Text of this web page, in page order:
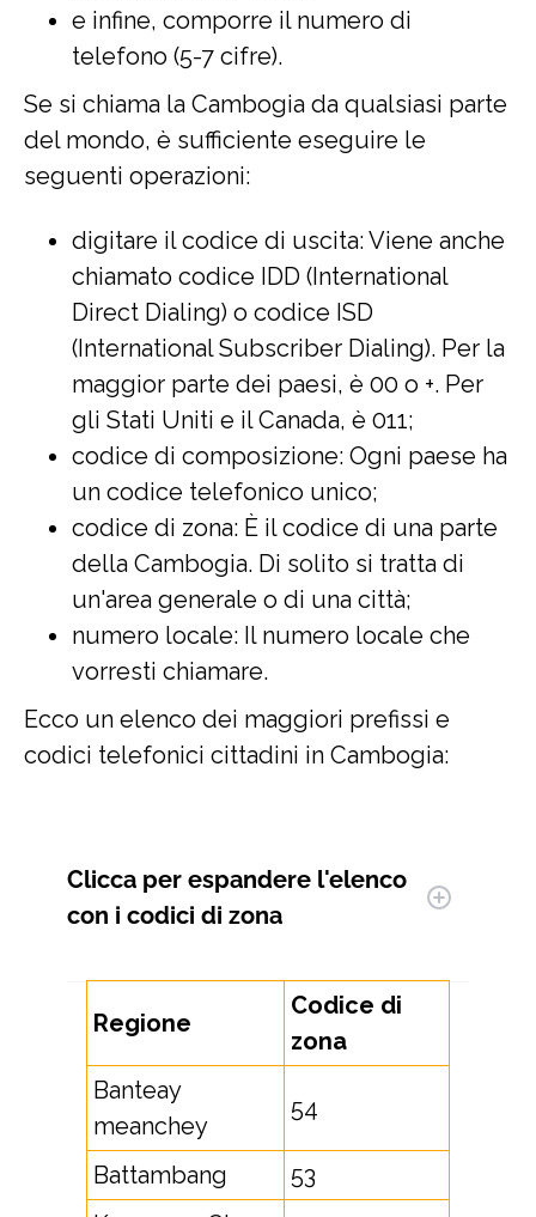
e infine, comporre il numero di
telefono (5-7 cifre).
Se si chiama la Cambogia da qualsiasi parte
del mondo, è sufficiente eseguire le
seguenti operazioni:
digitare il codice di uscita: Viene anche
chiamato codice IDD (International
Direct Dialing) o codice ISD
(International Subscriber Dialing). Per la
maggior parte dei paesi, è 00 o +. Per
gli Stati Uniti e il Canada, è 011;
codice di composizione: Ogni paese ha
un codice telefonico unico;
codice di zona: È il codice di una parte
della Cambogia. Di solito si tratta di
un'area generale o di una città;
numero locale: Il numero locale che
vorresti chiamare.
Ecco un elenco dei maggiori prefissi e
codici telefonici cittadini in Cambogia:
Clicca per espandere l'elenco
con i codici di zona
Regione
Codice di
zona
Banteay
meanchey
54
Battambang
53